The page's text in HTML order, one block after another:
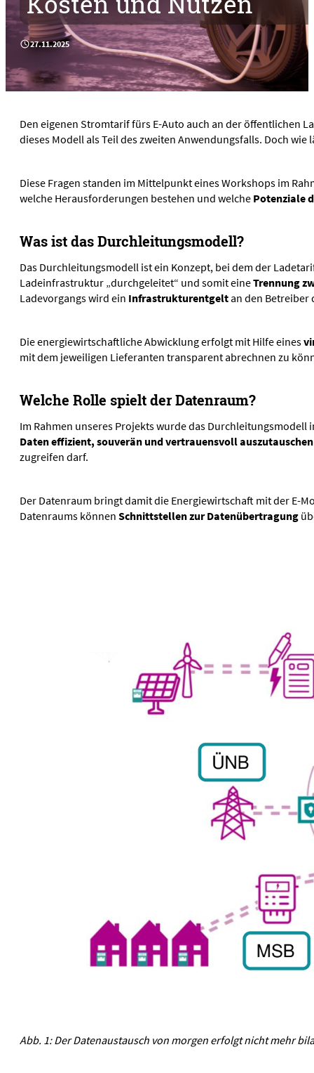
Start-ups
Community
Projekte
Projekte
Branchenplattform Cybersicherheit
Cyberlab
Daten und KI für die Stromnetze
Datenökonomie in der Energiewirtschaft
Ökosystementwicklung
Forum EnShare
Klimakommune
Klimanettoeffekte digitaler Technologien
ML in Fernwärme
Übersicht von Piloten und
Projekte erfüllt
Aktuelles
Events
Medien
Magazin
Videos
27.11.2025
Den eigenen Stromtarif fürs E-Auto auch an der öffentlichen
dieses Modell als Teil des zweiten Anwendungsfalls. Doch
Diese Fragen standen im Mittelpunkt eines Workshops im
welche Herausforderungen bestehen und welche Potenziale
Was ist das Durchleitungsmodell?
Das Durchleitungsmodell ist ein Konzept, bei dem der
Ladeinfrastruktur „durchgeleitet“ und somit eineTrennung
Ladevorgangs wird ein Infrastrukturentgelt an den Betreiber
Die energiewirtschaftliche Abwicklung erfolgt mit Hilfe eines
mit dem jeweiligen Lieferanten transparent abrechnen zu
Welche Rolle spielt der Datenraum?
Im Rahmen unseres Projekts wurde das
Daten effizient, souverän und vertrauensvoll
zugreifen darf.
Der Datenraum bringt damit die Energiewirtschaft mit der E-
Datenraums können Schnittstellen zur Datenübertragung
Abb. 1: Der Datenaustausch von morgen erfolgt nicht mehr